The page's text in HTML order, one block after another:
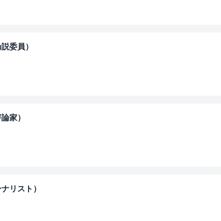
論説委員）
論家）
ーナリスト）